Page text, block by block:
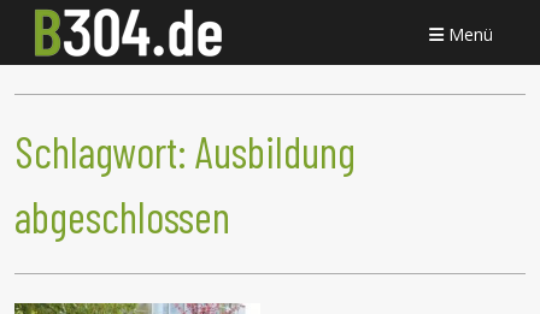
Menü
Schlagwort: Ausbildung
abgeschlossen